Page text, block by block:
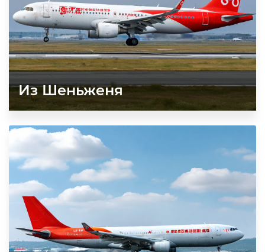
Из Шеньженя